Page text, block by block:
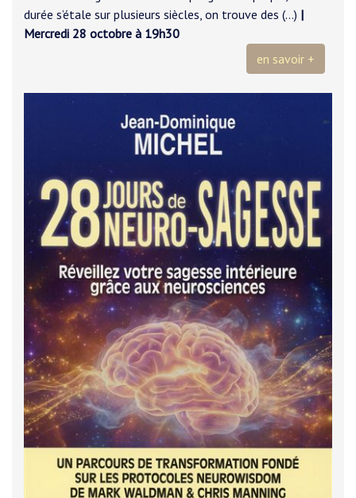
durée s’étale sur plusieurs siècles, on trouve des (…) |
Mercredi 28 octobre à 19h30
en savoir +